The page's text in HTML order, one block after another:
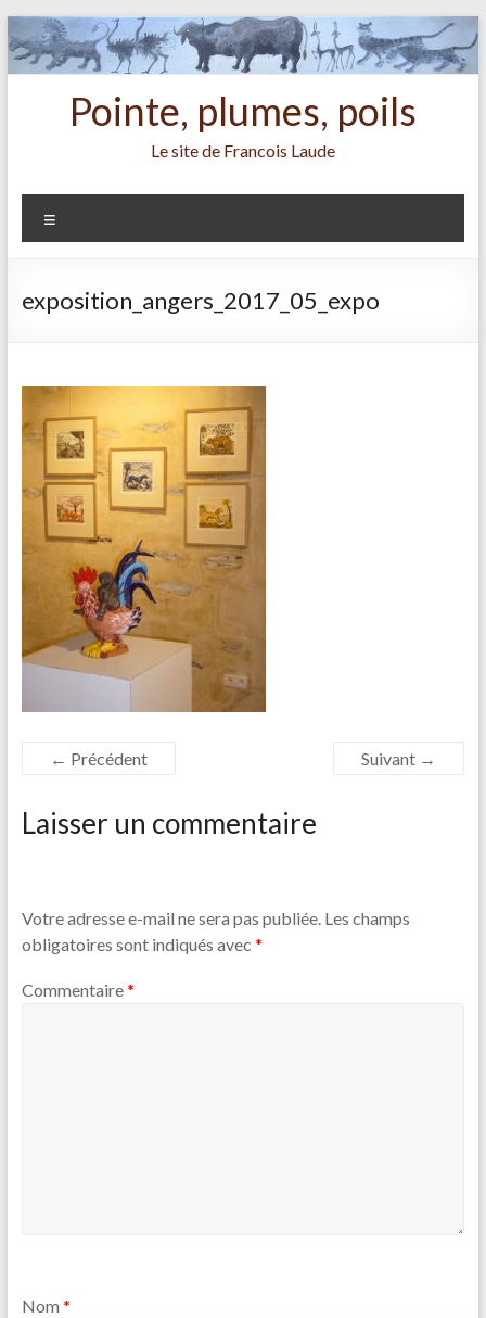
Aller
au
contenu
Pointe, plumes, poils
Le site de Francois Laude
exposition_angers_2017_05_expo
← Précédent Suivant →
Laisser un commentaire
Votre adresse e-mail ne sera pas publiée. Les champs
obligatoires sont indiqués avec *
Commentaire*
Nom *